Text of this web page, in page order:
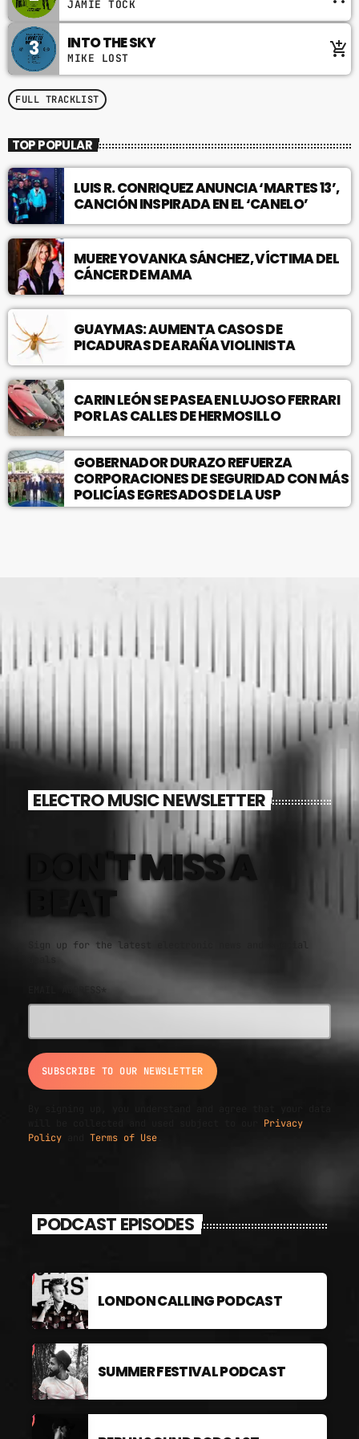
nulla, et tincidunt justo. Aliquam semper faucibus
odio id varius. Suspendisse varius laoreet
sodales.
JAMIE TOCK
3 INTO THE SKY
MIKE LOST add_shopping_cart
FULL TRACKLIST
TOP POPULAR
LUIS R. CONRIQUEZ ANUNCIA ‘MARTES 13’,
CANCIÓN INSPIRADA EN EL ‘CANELO’
MUERE YOVANKA SÁNCHEZ, VÍCTIMA DEL
CÁNCER DE MAMA
GUAYMAS: AUMENTA CASOS DE
PICADURAS DE ARAÑA VIOLINISTA
CARIN LEÓN SE PASEA EN LUJOSO FERRARI
POR LAS CALLES DE HERMOSILLO
GOBERNADOR DURAZO REFUERZA
CORPORACIONES DE SEGURIDAD CON MÁS
POLICÍAS EGRESADOS DE LA USP
ELECTRO MUSIC NEWSLETTER
DON'T MISS A
BEAT
Sign up for the latest electronic news and special
EMAIL ADDRESS*
Privacy
Policy
Terms of Use
PODCAST EPISODES
LONDON CALLING PODCAST
SUMMER FESTIVAL PODCAST